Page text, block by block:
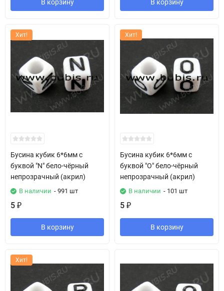
В корзину В корзину
Хит!
Бусина кубик 6*6мм с
буквой "N" бело-чёрный
непрозрачный (акрил)
В наличии - 991 шт
5 ₽
В корзину
Хит!
Бусина кубик 6*6мм с
буквой "O" бело-чёрный
непрозрачный (акрил)
В наличии - 101 шт
5 ₽
В корзину
Хит!